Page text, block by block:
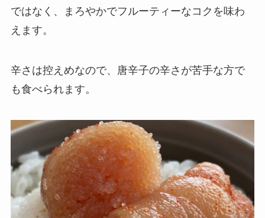
ではなく、まろやかでフルーティーなコクを味わ
えます。
辛さは控えめなので、唐辛子の辛さが苦手な方で
も食べられます。